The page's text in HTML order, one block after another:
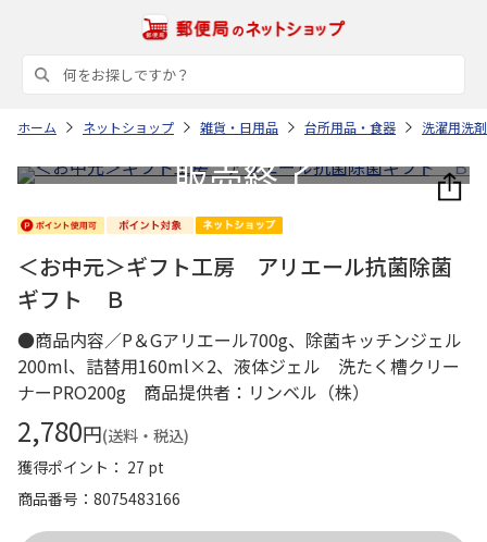
ホーム ネットショップ 雑貨・日用品 台所用品・食器 洗濯用洗剤
＜お中元＞ギフト工房 アリエール抗菌除菌
ギフト Ｂ
●商品内容／P＆Gアリエール700g、除菌キッチンジェル
200ml、詰替用160ml×2、液体ジェル 洗たく槽クリー
ナーPRO200g 商品提供者：リンベル（株）
2,780円(送料・税込)
獲得ポイント： 27 pt
商品番号
8075483166